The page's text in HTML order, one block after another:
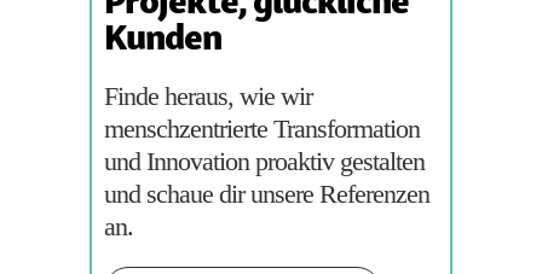
Kunden
Finde heraus, wie wir
menschzentrierte Transformation
und Innovation proaktiv gestalten
und schaue dir unsere Referenzen
an.